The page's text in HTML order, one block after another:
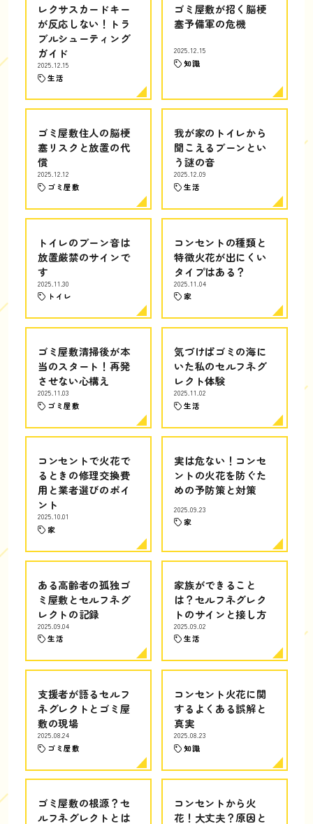
レクサスカードキー
が反応しない！トラ
ブルシューティング
ガイド
2025.12.15
生活
ゴミ屋敷が招く脳梗
塞予備軍の危機
2025.12.15
知識
ゴミ屋敷住人の脳梗
塞リスクと放置の代
償
2025.12.12
ゴミ屋敷
我が家のトイレから
聞こえるブーンとい
う謎の音
2025.12.09
生活
トイレのブーン音は
放置厳禁のサインで
す
2025.11.30
トイレ
コンセントの種類と
特徴火花が出にくい
タイプはある？
2025.11.04
家
ゴミ屋敷清掃後が本
当のスタート！再発
させない心構え
2025.11.03
ゴミ屋敷
気づけばゴミの海に
いた私のセルフネグ
レクト体験
2025.11.02
生活
コンセントで火花で
るときの修理交換費
用と業者選びのポイ
ント
2025.10.01
家
実は危ない！コンセ
ントの火花を防ぐた
めの予防策と対策
2025.09.23
家
ある高齢者の孤独ゴ
ミ屋敷とセルフネグ
レクトの記録
2025.09.04
生活
家族ができること
は？セルフネグレク
トのサインと接し方
2025.09.02
生活
支援者が語るセルフ
ネグレクトとゴミ屋
敷の現場
2025.08.24
ゴミ屋敷
コンセント火花に関
するよくある誤解と
真実
2025.08.23
知識
ゴミ屋敷の根源？セ
ルフネグレクトとは
コンセントから火
花！大丈夫？原因と